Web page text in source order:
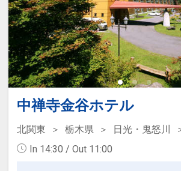
中禅寺金谷ホテル
北関東 栃木県 日光・鬼怒川
In 14:30 / Out 11:00